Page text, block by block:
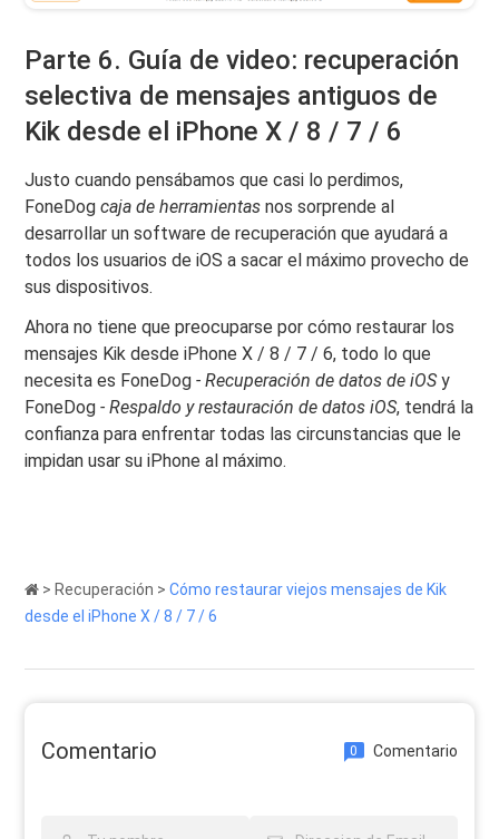
Parte 6. Guía de video: recuperación
selectiva de mensajes antiguos de
Kik desde el iPhone X / 8 / 7 / 6
Justo cuando pensábamos que casi lo perdimos,
FoneDog caja de herramientasnos sorprende al
desarrollar un software de recuperación que ayudará a
todos los usuarios de iOS a sacar el máximo provecho de
sus dispositivos.
Ahora no tiene que preocuparse por cómo restaurar los
mensajes Kik desde iPhone X / 8 / 7 / 6, todo lo que
necesita es FoneDog - Recuperación de datos de iOSy
FoneDog - Respaldo y restauración de datos iOS, tendrá la
confianza para enfrentar todas las circunstancias que le
impidan usar su iPhone al máximo.
> Recuperación >Cómo restaurar viejos mensajes de Kik
desde el iPhone X / 8 / 7 / 6
Comentario 0 Comentario